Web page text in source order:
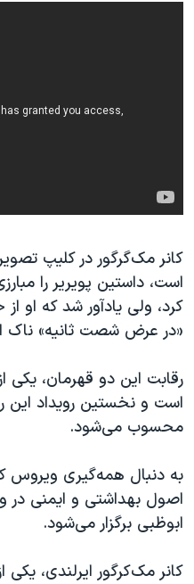
کانر مک‌گرگور در کلیپ
است، داستین پویریر را
کرد، ولی یادآور شد که او
«در عرض شصت ثانیه» ناک
محسوب می‌شود.
به دنبال همه‌گیری ویروس
اصول بهداشتی و ایمنی در
ابوظبی برگزار می‌شود.
کانر مک‌کرگور ایرلندی، یکی